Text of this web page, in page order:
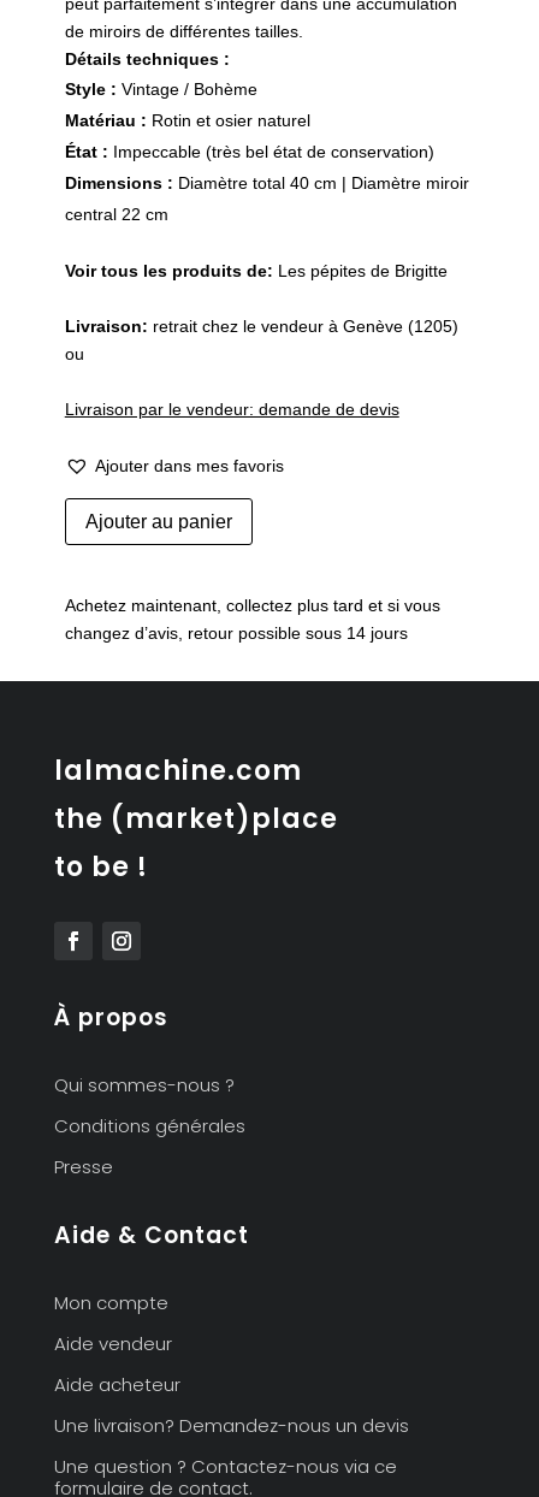
de miroirs de différentes tailles.
Détails techniques :
Style : Vintage / Bohème
Matériau : Rotin et osier naturel
État : Impeccable (très bel état de conservation)
Dimensions : Diamètre total 40 cm | Diamètre miroir
central 22 cm
Voir tous les produits de: Les pépites de Brigitte
Livraison: retrait chez le vendeur à Genève (1205)
ou
Livraison par le vendeur: demande de devis
Ajouter dans mes favoris
quantité
de
Ajouter au panier
Achetez maintenant, collectez plus tard et si vous
changez d’avis, retour possible sous 14 jours
lalmachine.com
the (market)place
to be !
À propos
Qui sommes-nous ?
Conditions générales
Presse
Aide & Contact
Mon compte
Aide vendeur
Aide acheteur
Une livraison? Demandez-nous un devis
Une question ? Contactez-nous via ce
formulaire de contact.